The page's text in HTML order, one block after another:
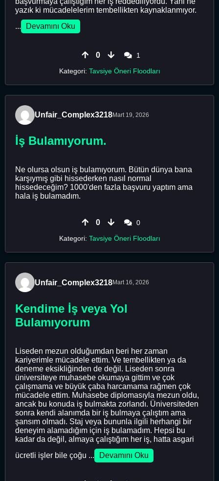
yazık ki mücadelelerim tembellikten kaynaklanmıyor.
...
Devamını Oku
0
1
Kategori: Tavsiye Öneri Floodları
Unfair_Complex3218Mart 19, 2026
İş Bulamıyorum.
Ne olursa olsun iş bulamıyorum. Bütün dünya bana
karşıymış gibi hissederken nasıl normal
hissedeceğim? 1000'den fazla başvuru yaptım ama
hala iş bulamadım.
0
0
Kategori: Tavsiye Öneri Floodları
Unfair_Complex3218Mart 16, 2026
Kendime İş veya Yol
Bulamıyorum
Liseden mezun olduğumdan beri her zaman
kariyerimle mücadele ettim. Ve tembellikten ya da
deneme eksikliğinden de değil. Liseden sonra
üniversiteye muhasebe okumaya gittim ve çok
çalışmama ve büyük çaba harcamama rağmen çok
mücadele ettim. Muhasebe diplomasıyla mezun oldu,
ancak bu konuda iş bulmakta zorlandı. Üniversiteden
sonra kendi alanımda bir iş bulmaya çalıştım ama
şansım olmadı. Staj veya bununla ilgili herhangi bir
deneyim alamadığım için iş bulamadım. Hepsi bu
kadar da değil, almaya çalıştığım her iş, hatta asgari
ücretli işler bile çoğu ...
Devamını Oku